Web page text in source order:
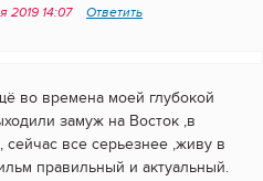
2019 14:07 Ответить
во времена моей глубокой
замуж на Восток ,в
все серьезнее ,живу в
правильный и актуальный.